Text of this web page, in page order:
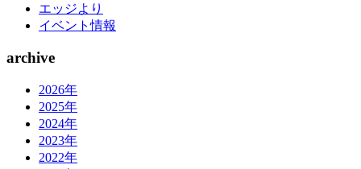
エッジより
イベント情報
archive
2026年
2025年
2024年
2023年
2022年